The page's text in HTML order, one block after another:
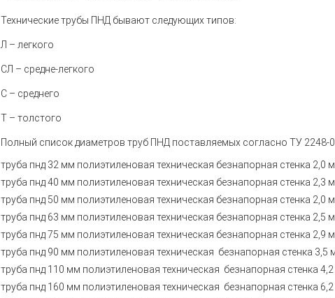
Технические трубы ПНД бывают следующих типов:
Л – легкого
СЛ – средне-легкого
С – среднего
Т – толстого
Полный список диаметров труб ПНД поставляемых согласно ТУ 2248-
труба пнд 32 мм полиэтиленовая техническая безнапорная стенка 2,0
труба пнд 40 мм полиэтиленовая техническая безнапорная стенка 2,3
труба пнд 50 мм полиэтиленовая техническая безнапорная стенка 2,0
труба пнд 63 мм полиэтиленовая техническая безнапорная стенка 2,5
труба пнд 75 мм полиэтиленовая техническая безнапорная стенка 2,9
труба пнд 90 мм полиэтиленовая техническая безнапорная стенка 3,5
труба пнд 110 мм полиэтиленовая техническая безнапорная стенка
труба пнд 160 мм полиэтиленовая техническая безнапорная стенка